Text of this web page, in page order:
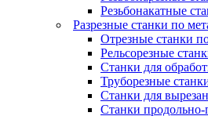
Резьбонакатные
Разрезные станки по
Отрезные станки
Рельсорезные
Станки для
Труборезные
Станки для
Станки продольно-